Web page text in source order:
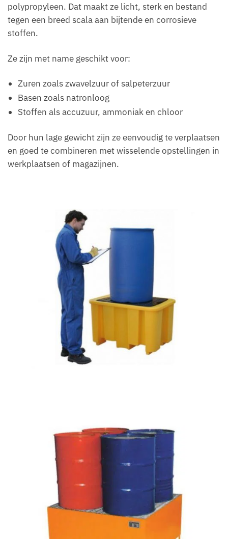
polypropyleen. Dat maakt ze licht, sterk en bestand
tegen een breed scala aan bijtende en corrosieve
stoffen.
Ze zijn met name geschikt voor:
Zuren zoals zwavelzuur of salpeterzuur
Basen zoals natronloog
Stoffen als accuzuur, ammoniak en chloor
Door hun lage gewicht zijn ze eenvoudig te verplaatsen
en goed te combineren met wisselende opstellingen in
werkplaatsen of magazijnen.